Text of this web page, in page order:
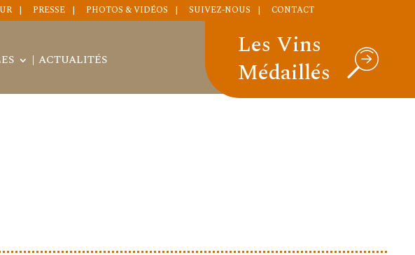
PRESSE PHOTOS & VIDÉOS SUIVEZ-NOUS CONTACT
ACTUALITÉS
Les Vins
Médaillés